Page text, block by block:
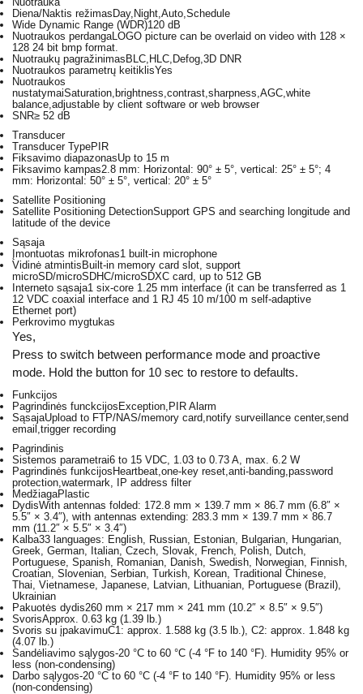
Diena/Naktis režimasDay,Night,Auto,Schedule
Wide Dynamic Range (WDR)120 dB
Nuotraukos perdangaLOGO picture can be overlaid on video with 128 ×
128 24 bit bmp format.
Nuotraukų pagražinimasBLC,HLC,Defog,3D DNR
Nuotraukos parametrų keitiklisYes
Nuotraukos
nustatymaiSaturation,brightness,contrast,sharpness,AGC,white
balance,adjustable by client software or web browser
SNR≥ 52 dB
Transducer
Transducer TypePIR
Fiksavimo diapazonasUp to 15 m
Fiksavimo kampas2.8 mm: Horizontal: 90° ± 5°, vertical: 25° ± 5°; 4
mm: Horizontal: 50° ± 5°, vertical: 20° ± 5°
Satellite Positioning
Satellite Positioning DetectionSupport GPS and searching longitude and
latitude of the device
Sąsaja
Įmontuotas mikrofonas1 built-in microphone
Vidinė atmintisBuilt-in memory card slot, support
microSD/microSDHC/microSDXC card, up to 512 GB
Interneto sąsaja1 six-core 1.25 mm interface (it can be transferred as 1
12 VDC coaxial interface and 1 RJ 45 10 m/100 m self-adaptive
Ethernet port)
Perkrovimo mygtukas
Yes,
Press to switch between performance mode and proactive
mode. Hold the button for 10 sec to restore to defaults.
Funkcijos
Pagrindinės funckcijosException,PIR Alarm
SąsajaUpload to FTP/NAS/memory card,notify surveillance center,send
email,trigger recording
Pagrindinis
Sistemos parametrai6 to 15 VDC, 1.03 to 0.73 A, max. 6.2 W
Pagrindinės funkcijosHeartbeat,one-key reset,anti-banding,password
protection,watermark, IP address filter
MedžiagaPlastic
DydisWith antennas folded: 172.8 mm × 139.7 mm × 86.7 mm (6.8″ ×
5.5″ × 3.4″), with antennas extending: 283.3 mm × 139.7 mm × 86.7
mm (11.2″ × 5.5″ × 3.4″)
Kalba33 languages: English, Russian, Estonian, Bulgarian, Hungarian,
Greek, German, Italian, Czech, Slovak, French, Polish, Dutch,
Portuguese, Spanish, Romanian, Danish, Swedish, Norwegian, Finnish,
Croatian, Slovenian, Serbian, Turkish, Korean, Traditional Chinese,
Thai, Vietnamese, Japanese, Latvian, Lithuanian, Portuguese (Brazil),
Ukrainian
Pakuotės dydis260 mm × 217 mm × 241 mm (10.2″ × 8.5″ × 9.5″)
SvorisApprox. 0.63 kg (1.39 lb.)
Svoris su įpakavimuC1: approx. 1.588 kg (3.5 lb.), C2: approx. 1.848 kg
(4.07 lb.)
Sandėliavimo sąlygos-20 °C to 60 °C (-4 °F to 140 °F). Humidity 95% or
less (non-condensing)
Darbo sąlygos-20 °C to 60 °C (-4 °F to 140 °F). Humidity 95% or less
(non-condensing)